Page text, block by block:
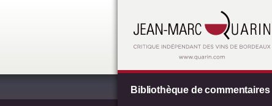
Bibliothèque de commentaires